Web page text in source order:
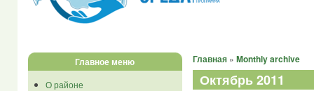
Главное меню
О районе
Главная» Monthly archive
Октябрь 2011